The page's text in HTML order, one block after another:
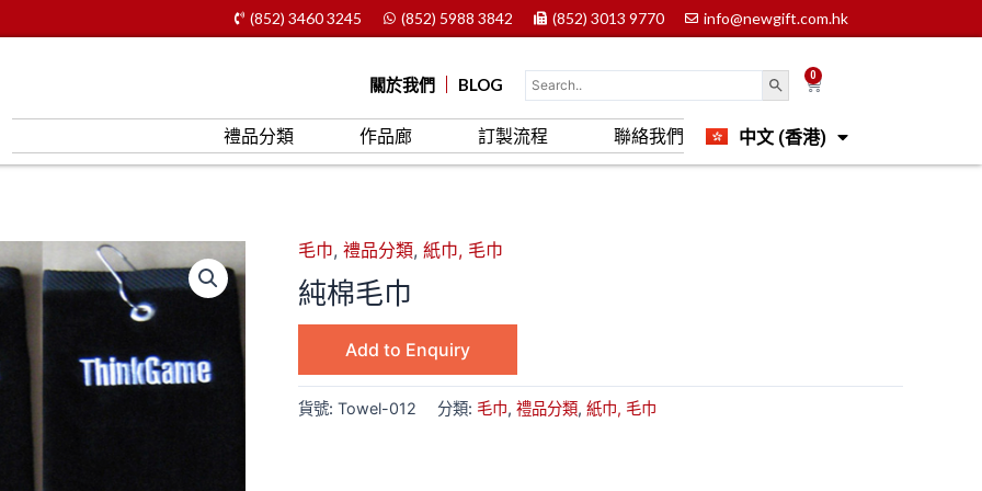
(852) 3460 3245 (852) 5988 3842 (852) 3013 9770 info@newgift.com.hk
關於我們 BLOG 0 Cart
禮品分類 作品廊 訂製流程 聯絡我們 中文 (香港)
English
毛巾, 禮品分類, 紙巾, 毛巾
純棉毛巾
Add to Enquiry
貨號: Towel-012 分類: 毛巾, 禮品分類, 紙巾, 毛巾